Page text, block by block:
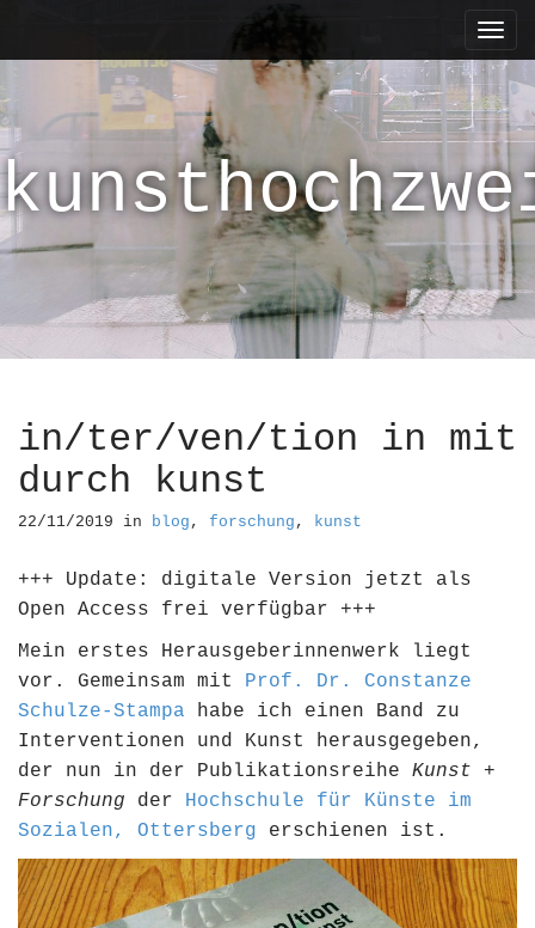
n
m
e
n
u
i
t
o
c
o
n
t
t
in/ter/ven/tion in mit
durch kunst
22/11/2019 in blog , forschung , kunst
+++ Update: digitale Version jetzt als
Open Access frei verfügbar +++
Mein erstes Herausgeberinnenwerk liegt
vor. Gemeinsam mit Prof. Dr. Constanze
Schulze-Stampa habe ich einen Band zu
Interventionen und Kunst herausgegeben,
der nun in der Publikationsreihe Kunst +
Forschung der Hochschule für Künste im
Sozialen, Ottersberg erschienen ist.